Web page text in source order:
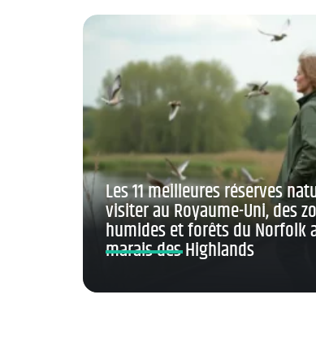
Les 11 meilleures réserves
visiter au Royaume-Uni, des
humides et forêts du Norfolk
marais des Highlands